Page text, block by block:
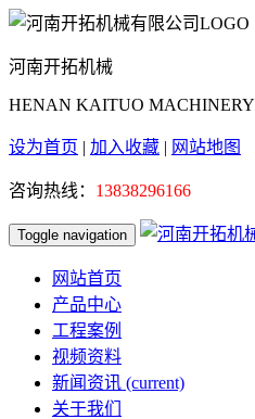
河南开拓机械
HENAN KAITUO MACHINERY
设为首页 | 加入收藏 | 网站地图
咨询热线： 13838296166
Toggle navigation
网站首页
产品中心
工程案例
视频资料
新闻资讯 (current)
关于我们